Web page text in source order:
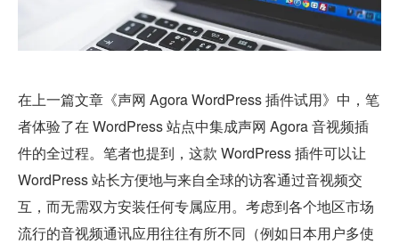
在上一篇文章《声网 Agora WordPress 插件试用》中，笔
者体验了在 WordPress 站点中集成声网 Agora 音视频插
件的全过程。笔者也提到，这款 WordPress 插件可以让
WordPress 站长方便地与来自全球的访客通过音视频交
互，而无需双方安装任何专属应用。考虑到各个地区市场
流行的音视频通讯应用往往有所不同（例如日本用户多使